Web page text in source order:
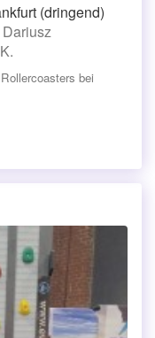
(dringend)
bei